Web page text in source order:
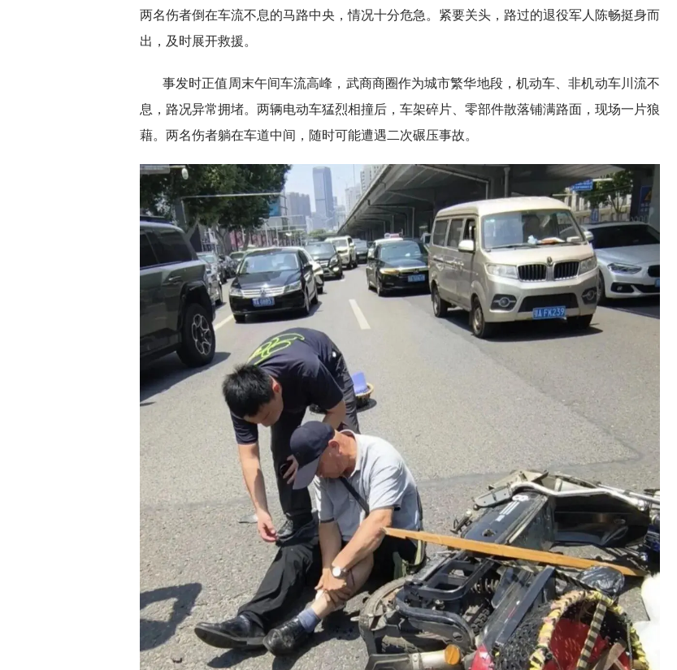
两名伤者倒在车流不息的马路中央，情况十分危急。紧要关头，路过的退役军人陈畅挺身而
出，及时展开救援。
事发时正值周末午间车流高峰，武商商圈作为城市繁华地段，机动车、非机动车川流不
息，路况异常拥堵。两辆电动车猛烈相撞后，车架碎片、零部件散落铺满路面，现场一片狼
藉。两名伤者躺在车道中间，随时可能遭遇二次碾压事故。